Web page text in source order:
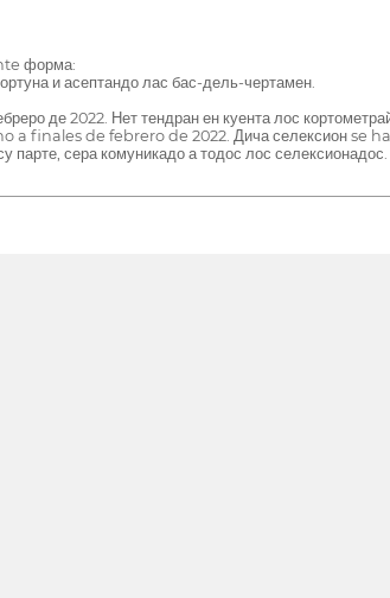
форма:
и асептандо лас бас-дель-чертамен.
де 2022. Нет тендран ен куента лос
a finales de febrero de 2022. Дича селексион se
сера комуникадо а тодос лос селексионадос.